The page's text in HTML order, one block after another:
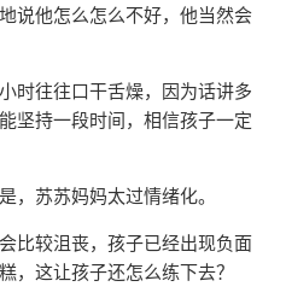
说他怎么怎么不好，他当然会
时往往口干舌燥，因为话讲多
坚持一段时间，相信孩子一定
，苏苏妈妈太过情绪化。
比较沮丧，孩子已经出现负面
，这让孩子还怎么练下去？